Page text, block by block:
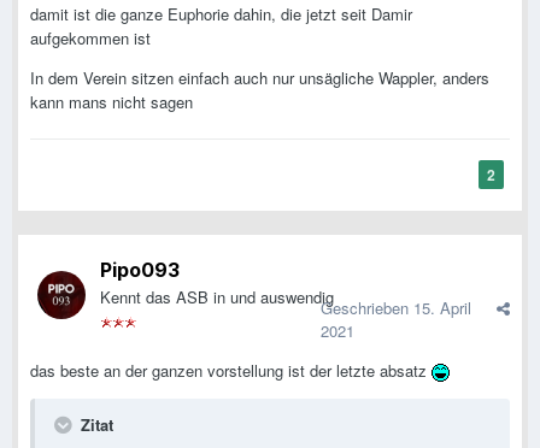
damit ist die ganze Euphorie dahin, die jetzt seit Damir
aufgekommen ist
In dem Verein sitzen einfach auch nur unsägliche Wappler, anders
kann mans nicht sagen
2
Pipo093
Kennt das ASB in und auswendigGeschrieben 15. April
2021
das beste an der ganzen vorstellung ist der letzte absatz
Zitat